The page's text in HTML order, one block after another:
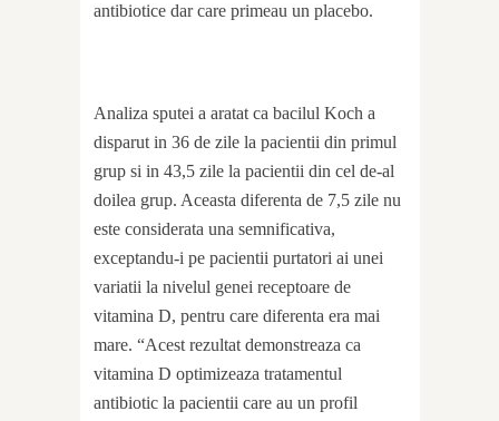
antibiotice dar care primeau un placebo.
Analiza sputei a aratat ca bacilul Koch a
disparut in 36 de zile la pacientii din primul
grup si in 43,5 zile la pacientii din cel de-al
doilea grup. Aceasta diferenta de 7,5 zile nu
este considerata una semnificativa,
exceptandu-i pe pacientii purtatori ai unei
variatii la nivelul genei receptoare de
vitamina D, pentru care diferenta era mai
mare. “Acest rezultat demonstreaza ca
vitamina D optimizeaza tratamentul
antibiotic la pacientii care au un profil